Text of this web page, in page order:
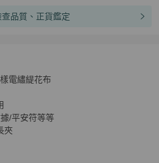
品質、正貨鑑定
滿版LOGO 手提 手拿 腕帶 拉鍊
電繡緹花布
/平安符等等
夾